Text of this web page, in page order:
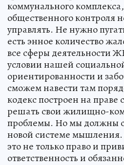
коммунального
общественного контроля
управлять. Не нужно
есть энное количество
все сферы деятельности
условии нашей
ориентированности и
сможем навести там
кодекс построен на праве
решать свои жилищно-
проблемы. Но мы должны
новой системе мышления.
это не только право и
ответственность и